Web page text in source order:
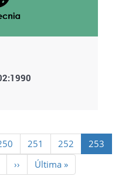
Page
251 Page
252
Página
actual
253
Siguiente
página
››
Última
página
Última »